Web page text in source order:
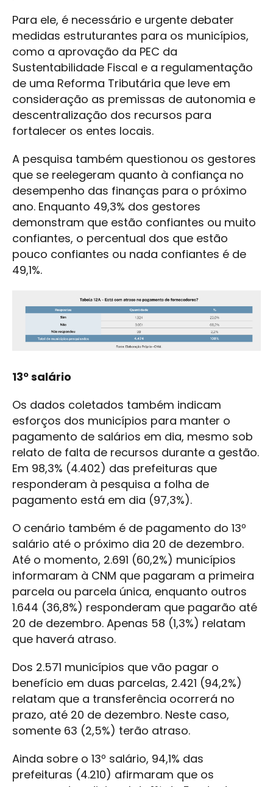
Para ele, é necessário e urgente debater
medidas estruturantes para os municípios,
como a aprovação da PEC da
Sustentabilidade Fiscal e a regulamentação
de uma Reforma Tributária que leve em
consideração as premissas de autonomia e
descentralização dos recursos para
fortalecer os entes locais.
A pesquisa também questionou os gestores
que se reelegeram quanto à confiança no
desempenho das finanças para o próximo
ano. Enquanto 49,3% dos gestores
demonstram que estão confiantes ou muito
confiantes, o percentual dos que estão
pouco confiantes ou nada confiantes é de
49,1%.
13º salário
Os dados coletados também indicam
esforços dos municípios para manter o
pagamento de salários em dia, mesmo sob
relato de falta de recursos durante a gestão.
Em 98,3% (4.402) das prefeituras que
responderam à pesquisa a folha de
pagamento está em dia (97,3%).
O cenário também é de pagamento do 13º
salário até o próximo dia 20 de dezembro.
Até o momento, 2.691 (60,2%) municípios
informaram à CNM que pagaram a primeira
parcela ou parcela única, enquanto outros
1.644 (36,8%) responderam que pagarão até
20 de dezembro. Apenas 58 (1,3%) relatam
que haverá atraso.
Dos 2.571 municípios que vão pagar o
benefício em duas parcelas, 2.421 (94,2%)
relatam que a transferência ocorrerá no
prazo, até 20 de dezembro. Neste caso,
somente 63 (2,5%) terão atraso.
Ainda sobre o 13º salário, 94,1% das
prefeituras (4.210) afirmaram que os